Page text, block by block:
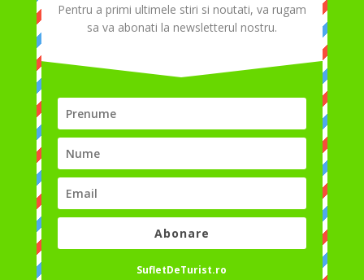
Pentru a primi ultimele stiri si noutati, va rugam
sa va abonati la newsletterul nostru.
Abonare
SufletDeTurist.ro